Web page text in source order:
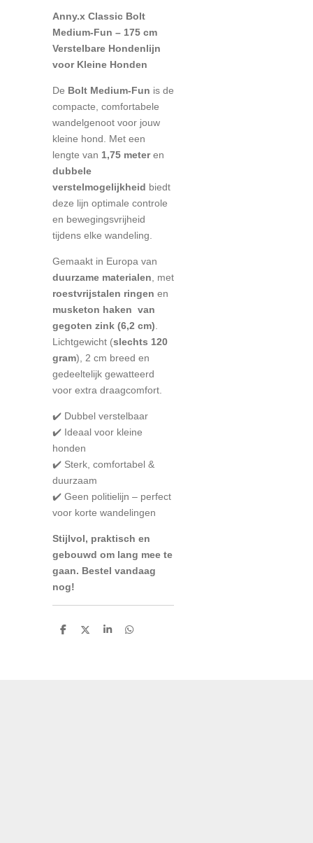
Anny.x Classic Bolt
Medium-Fun – 175 cm
Verstelbare Hondenlijn
voor Kleine Honden
De Bolt Medium-Fun is de
compacte, comfortabele
wandelgenoot voor jouw
kleine hond. Met een
lengte van 1,75 meteren
dubbele
verstelmogelijkheid biedt
deze lijn optimale controle
en bewegingsvrijheid
tijdens elke wandeling.
Gemaakt in Europa van
duurzame materialen, met
roestvrijstalen ringen en
musketon haken van
gegoten zink (6,2 cm).
Lichtgewicht (slechts 120
gram), 2 cm breed en
gedeeltelijk gewatteerd
voor extra draagcomfort.
✔️ Dubbel verstelbaar
✔️ Ideaal voor kleine
honden
✔️ Sterk, comfortabel &
duurzaam
✔️ Geen politielijn – perfect
voor korte wandelingen
Stijlvol, praktisch en
gebouwd om lang mee te
gaan. Bestel vandaag
nog!
D
D
S
D